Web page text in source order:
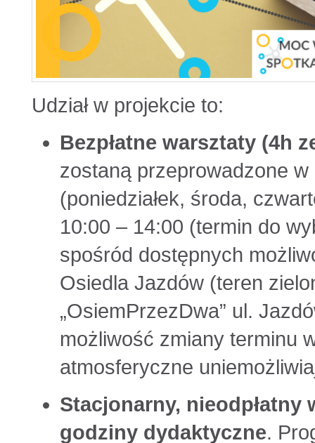
Udział w projekcie to:
Bezpłatne warsztaty (4h
zostaną przeprowadzone
(poniedziałek, środa,
10:00 – 14:00 (termin do
spośród dostępnych
Osiedla Jazdów (teren
„OsiemPrzezDwa” ul.
możliwość zmiany terminu
atmosferyczne
Stacjonarny, nieodpłatny
godziny dydaktyczne.